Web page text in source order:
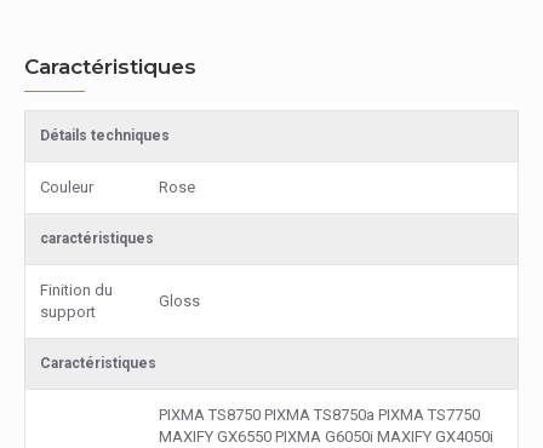
Caractéristiques
Détails techniques
Couleur Rose
caractéristiques
Finition du
support
Gloss
Caractéristiques
PIXMA TS8750 PIXMA TS8750a PIXMA TS7750
MAXIFY GX6550 PIXMA G6050i MAXIFY GX4050i